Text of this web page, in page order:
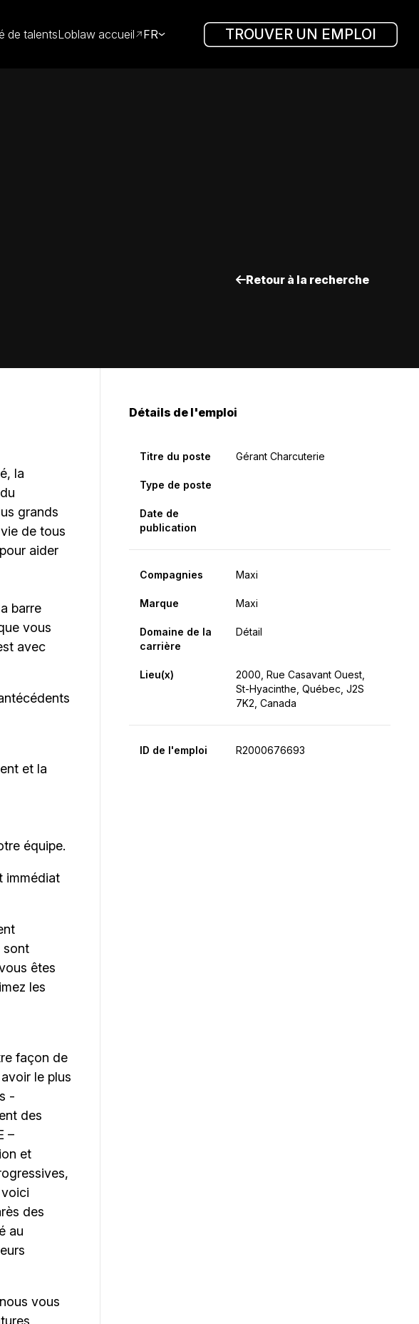
de talentsLoblaw accueil FR TROUVER UN EMPLOI
Retour à la recherche
la
grands
de tous
aider
barre
vous
avec
et la
équipe.
immédiat
sont
êtes
les
façon de
le plus
-
des
–
et
des
au
vous
Détails de l'emploi
Titre du poste Gérant Charcuterie
Type de poste
Date de
publication
Compagnies Maxi
Marque Maxi
Domaine de la
carrière
Détail
Lieu(x)
2000, Rue Casavant Ouest,
St-Hyacinthe, Québec, J2S
7K2, Canada
ID de l'emploi R2000676693